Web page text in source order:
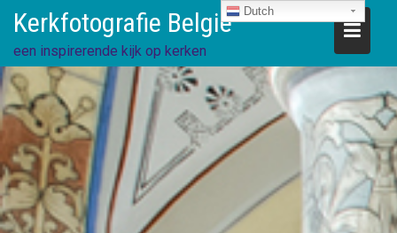
direct
naar
de
inhoud
Kerkfotografie België
een inspirerende kijk op kerken
Dutch